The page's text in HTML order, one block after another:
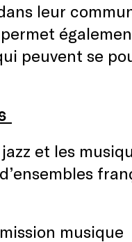
leur
peuvent se
et les
musique